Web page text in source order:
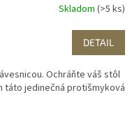
Skladom (>5 ks)
DETAIL
Ochráňte váš stôl
táto jedinečná protišmyková